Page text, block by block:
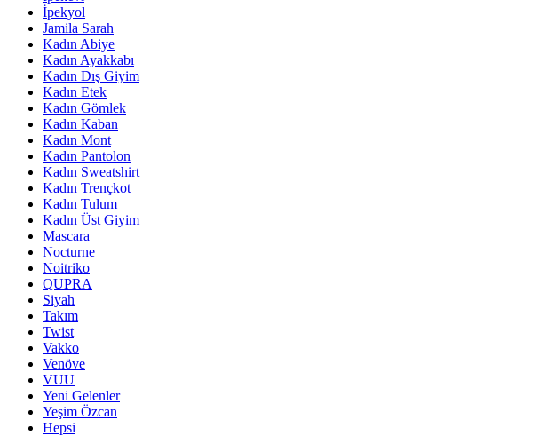
İpekyol
Jamila Sarah
Kadın Abiye
Kadın Ayakkabı
Kadın Dış Giyim
Kadın Etek
Kadın Gömlek
Kadın Kaban
Kadın Mont
Kadın Pantolon
Kadın Sweatshirt
Kadın Trençkot
Kadın Tulum
Kadın Üst Giyim
Mascara
Nocturne
Noitriko
QUPRA
Siyah
Takım
Twist
Vakko
Venöve
VUU
Yeni Gelenler
Yeşim Özcan
Hepsi